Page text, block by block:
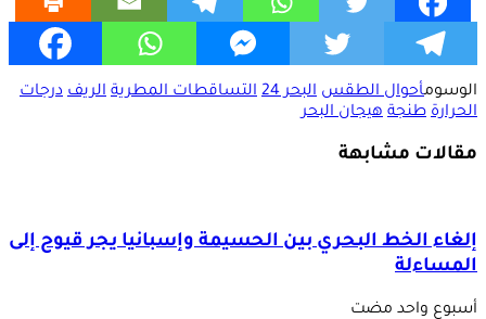
الوسومأحوال الطقس البحر 24 التساقطات المطرية الريف درجات
الحرارة طنجة هيجان البحر
مقالات مشابهة
إلغاء الخط البحري بين الحسيمة وإسبانيا يجر قيوح إلى
المساءلة
‏أسبوع واحد مضت